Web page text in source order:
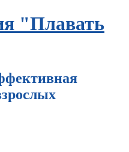
"Плавать